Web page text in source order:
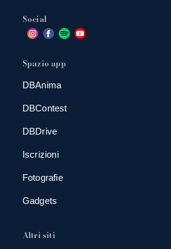
Social
Spazio app
DBAnima
DBContest
DBDrive
Iscrizioni
Fotografie
Gadgets
Altri siti